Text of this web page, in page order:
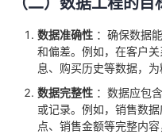
博
客
的
论
我
的
子
我
直
的
我
数据准确性 ：确保数据
和偏差。例如，在客户
息、购买历史等数据，为
数据完整性 ：数据应包
或记录。例如，销售数
点、销售金额等完整内